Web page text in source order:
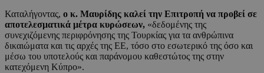
Καταλήγοντας, ο κ. Μαυρίδης καλεί την Επιτροπή να προβεί σε
αποτελεσματικά μέτρα κυρώσεων, «δεδομένης της
συνεχιζόμενης περιφρόνησης της Τουρκίας για τα ανθρώπινα
δικαιώματα και τις αρχές της ΕΕ, τόσο στο εσωτερικό της όσο και
μέσω του υποτελούς και παράνομου καθεστώτος της στην
κατεχόμενη Κύπρο».